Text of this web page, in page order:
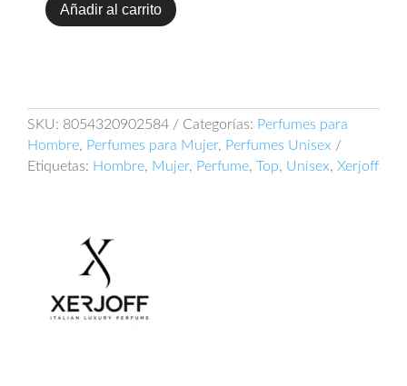
Xerjoff
Perfume
Unisex
cantidad
Añadir al carrito
SKU: 8054320902584 Categorías: Perfumes para
Hombre, Perfumes para Mujer, Perfumes Unisex
Etiquetas: Hombre, Mujer, Perfume, Top, Unisex, Xerjoff